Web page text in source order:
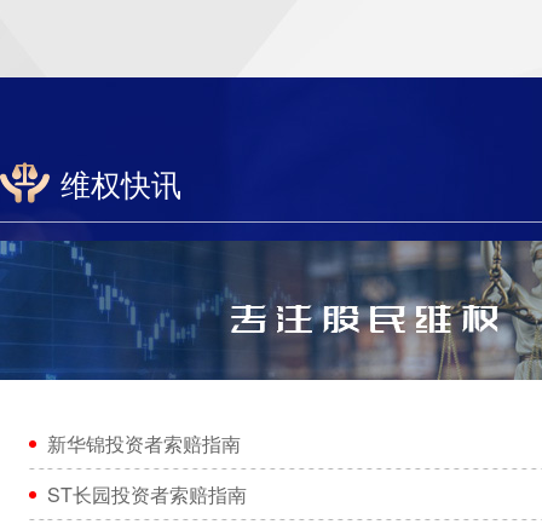
维权快讯
新华锦投资者索赔指南
ST长园投资者索赔指南